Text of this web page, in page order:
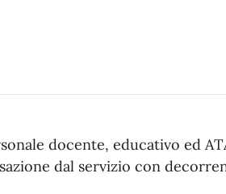
docente, educativo ed
dal servizio con